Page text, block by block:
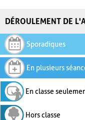
DÉROULEMENT DE
Sporadiques
En plusieurs
En classe
Hors classe